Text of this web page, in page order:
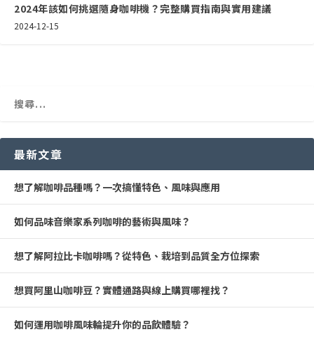
2024年該如何挑選隨身咖啡機？完整購買指南與實用建議
2024-12-15
最新文章
想了解咖啡品種嗎？一次搞懂特色、風味與應用
如何品味音樂家系列咖啡的藝術與風味？
想了解阿拉比卡咖啡嗎？從特色、栽培到品質全方位探索
想買阿里山咖啡豆？實體通路與線上購買哪裡找？
如何運用咖啡風味輪提升你的品飲體驗？